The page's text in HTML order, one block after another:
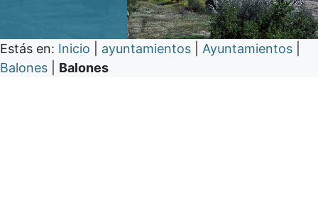
Estás en: Inicio ayuntamientos Ayuntamientos
Balones
Balones